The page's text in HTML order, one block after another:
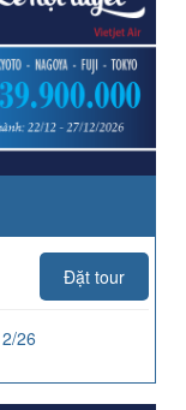
Đặt tour
26